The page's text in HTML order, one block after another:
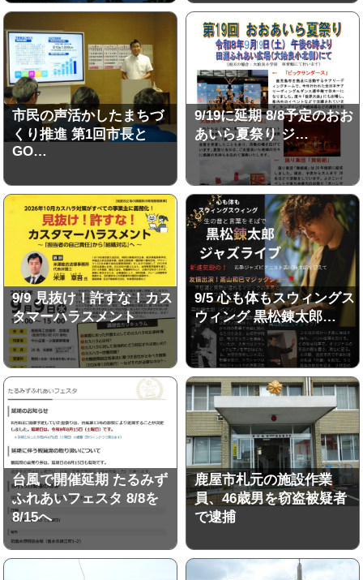
市民の声活かしたまちづ
くり推進 第1回市長と
GO…
9/19に延期 8/8予定のおお
あいら夏祭り ジ…
9/9 見抜け！許すな！カス
タマーハラスメント
9/5 心も体もスウィングス
ウィング 黒松錬太郎…
台風で開催延期 たるみず
ふれあいフェスタ 8/8を
8/15へ
鹿屋市札元の施設作業
員、46歳男を窃盗被疑者
で逮捕